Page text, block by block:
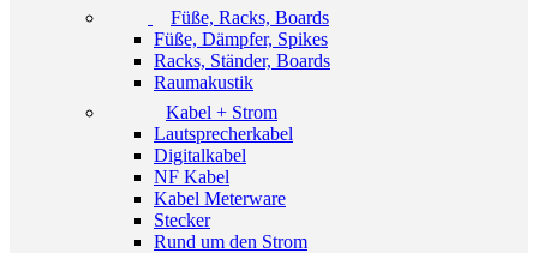
Füße, Racks, Boards
Füße, Dämpfer, Spikes
Racks, Ständer, Boards
Raumakustik
Kabel + Strom
Lautsprecherkabel
Digitalkabel
NF Kabel
Kabel Meterware
Stecker
Rund um den Strom